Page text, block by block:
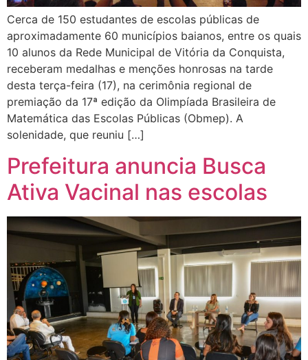
Cerca de 150 estudantes de escolas públicas de
aproximadamente 60 municípios baianos, entre os quais
10 alunos da Rede Municipal de Vitória da Conquista,
receberam medalhas e menções honrosas na tarde
desta terça-feira (17), na cerimônia regional de
premiação da 17ª edição da Olimpíada Brasileira de
Matemática das Escolas Públicas (Obmep). A
solenidade, que reuniu […]
Prefeitura anuncia Busca
Ativa Vacinal nas escolas